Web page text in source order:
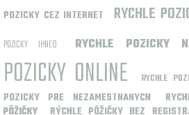
POZICKY CEZ INTERNET
RYCHLE
POZICKY IHNED
RYCHLE POZICKY
POZICKY ONLINE
RYCHLE
POZICKY PRE NEZAMESTNANYCH
PÔŽIČKY